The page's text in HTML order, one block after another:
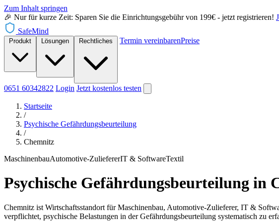
Zum Inhalt springen
🎉 Nur für kurze Zeit: Sparen Sie die Einrichtungsgebühr von 199€ - jetzt registrieren!
SafeMind
Termin vereinbarenPreise
0651 60342822 Login Jetzt kostenlos testen
Startseite
/
Psychische Gefährdungsbeurteilung
/
Chemnitz
MaschinenbauAutomotive-ZuliefererIT & SoftwareTextil
Psychische Gefährdungsbeurteilung in
Chemnitz ist Wirtschaftsstandort für Maschinenbau, Automotive-Zulieferer, IT &
verpflichtet, psychische Belastungen in der Gefährdungsbeurteilung systematisch zu